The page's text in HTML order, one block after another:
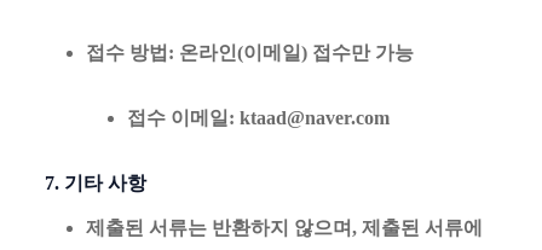
접수 방법 : 온라인(이메일) 접수만 가능
접수 이메일 :ktaad@naver.com
7. 기타 사항
제출된 서류는 반환하지 않으며, 제출된 서류에